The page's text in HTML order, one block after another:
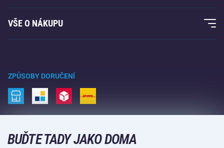
Acra garance
Kontakty
Fitness a posilování
Raketové sporty
Volný čas a zábava
Kemping a turistika
Bojové sporty
Kola a koloběžky
VŠE O NÁKUPU
Vrácení a reklamace
Doprava a platba
ZPŮSOBY DORUČENÍ
BUĎTE TADY JAKO DOMA